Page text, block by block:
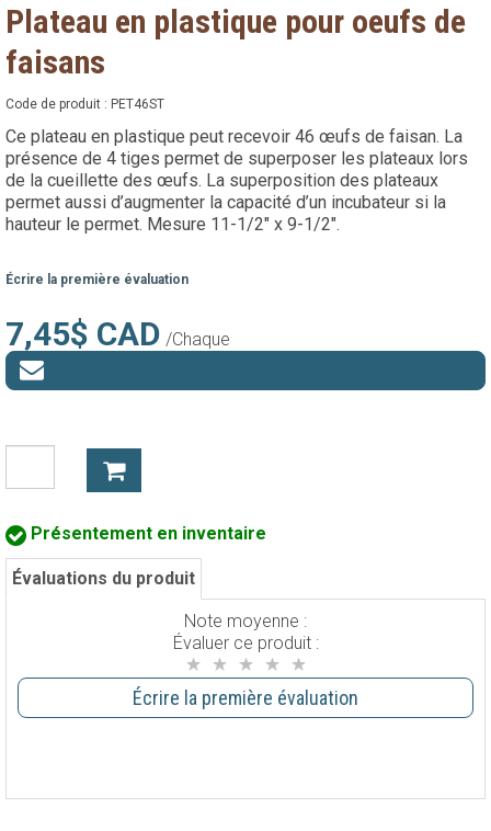
Plateau en plastique pour oeufs de
faisans
Code de produit : PET46ST
Ce plateau en plastique peut recevoir 46 œufs de faisan. La
présence de 4 tiges permet de superposer les plateaux lors
de la cueillette des œufs. La superposition des plateaux
permet aussi d’augmenter la capacité d’un incubateur si la
hauteur le permet. Mesure 11-1/2" x 9-1/2".
Écrire la première évaluation
7,45$ CAD /Chaque
Présentement en inventaire
Évaluations du produit
Note moyenne :
Évaluer ce produit :
Écrire la première évaluation